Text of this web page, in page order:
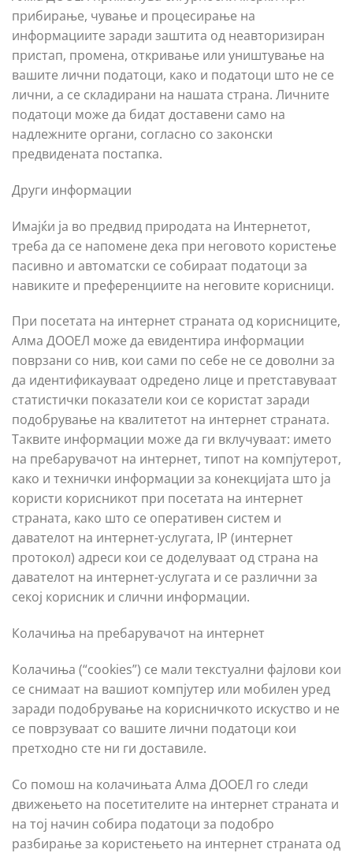
прибирање, чување и процесирање на
информациите заради заштита од неавторизиран
пристап, промена, откривање или уништување на
вашите лични податоци, како и податоци што не се
лични, а се складирани на нашата страна. Личните
податоци може да бидат доставени само на
надлежните органи, согласно со законски
предвидената постапка.
Други информации
Имајќи ја во предвид природата на Интернетот,
треба да се напомене дека при неговото користење
пасивно и автоматски се собираат податоци за
навиките и преференциите на неговите корисници.
При посетата на интернет страната од корисниците,
Алма ДООЕЛ може да евидентира информации
поврзани со нив, кои сами по себе не се доволни за
да идентификауваат одредено лице и претставуваат
статистички показатели кои се користат заради
подобрување на квалитетот на интернет страната.
Таквите информации може да ги вклучуваат: името
на пребарувачот на интернет, типот на компјутерот,
како и технички информации за конекцијата што ја
користи корисникот при посетата на интернет
страната, како што се оперативен систем и
давателот на интернет-услугата, IP (интернет
протокол) адреси кои се доделуваат од страна на
давателот на интернет-услугата и се различни за
секој корисник и слични информации.
Колачиња на пребарувачот на интернет
Колачиња (“cookies”) се мали текстуални фајлови кои
се снимаат на вашиот компјутер или мобилен уред
заради подобрување на корисничкото искуство и не
се поврзуваат со вашите лични податоци кои
претходно сте ни ги доставиле.
Со помош на колачињата Алма ДООЕЛ го следи
движењето на посетителите на интернет страната и
на тој начин собира податоци за подобро
разбирање за користењето на интернет страната од